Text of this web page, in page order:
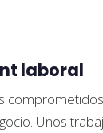
laboral
Unos